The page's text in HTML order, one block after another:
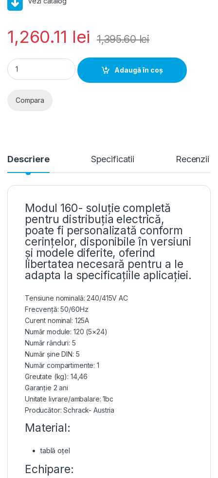
1,260.11 lei 1,395.60lei
Schrack Modul 160- Tablou electric metalic, 120 (5x24)
Adaugă în coș
Compara
Descriere Specificatii Recenzii
Modul 160- soluție completă
pentru distribuția electrică,
poate fi personalizată conform
cerințelor, disponibile în versiuni
și modele diferite, oferind
libertatea necesară pentru a le
adapta la specificațiile aplicației.
Tensiune nominală: 240/415V AC
Frecvență: 50/60Hz
Curent nominal: 125A
Număr module: 120 (5×24)
Număr rânduri: 5
Număr șine DIN: 5
Număr compartimente: 1
Greutate (kg): 14,46
Garanție 2 ani
Unitate livrare/ambalare: 1bc
Producător: Schrack- Austria
Material:
tablă oțel
Echipare: